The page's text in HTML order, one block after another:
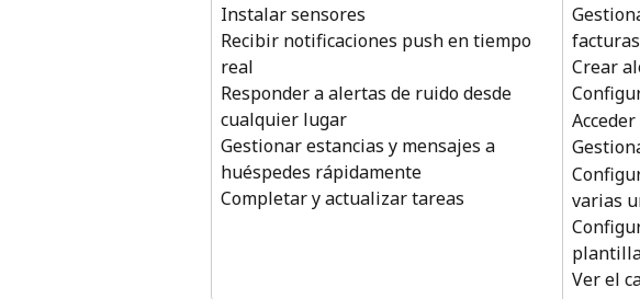
Instalar sensores
Recibir notificaciones push en tiempo
real
Responder a alertas de ruido desde
cualquier lugar
Gestionar estancias y mensajes a
huéspedes rápidamente
Completar y actualizar tareas
facturas
Crear
varias
Ver el